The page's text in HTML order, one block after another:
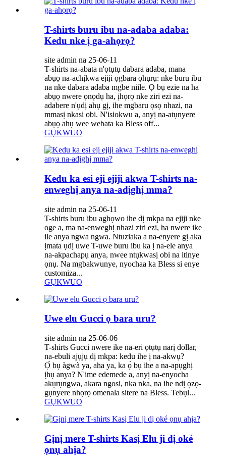
T-shirts buru ibu na-adaba adaba:
Kedu nke ị ga-ahọrọ?
site admin na 25-06-11
T-shirts na-abata n'ọtụtụ dabara adaba, mana
abụọ na-achịkwa ejiji ọgbara ọhụrụ: nke buru ibu
na nke dabara adaba mgbe niile. Ọ bụ ezie na ha
abụọ nwere ọnọdụ ha, ịhọrọ nke ziri ezi na-
adabere n'ụdị ahụ gị, ihe mgbaru ọsọ nhazi, na
mmasị nkasi obi. N'isiokwu a, anyị na-atụnyere
abụọ ahụ wee webata ka Bless off...
GỤKWUO
Kedu ka esi eji ejiji akwa T-shirts na-
enweghị anya na-adịghị mma?
site admin na 25-06-11
T-shirts buru ibu aghọwo ihe dị mkpa na ejiji nke
oge a, ma na-enweghị nhazi ziri ezi, ha nwere ike
ile anya ngwa ngwa. Ntuziaka a na-enyere gị aka
ịmata ụdị uwe T-uwe buru ibu ka ị na-ele anya
na-akpachapụ anya, nwee ntụkwasị obi na itinye
ọnụ. Na mgbakwunye, nyochaa ka Bless si enye
customiza...
GỤKWUO
Uwe elu Gucci ọ bara uru?
site admin na 25-06-06
T-shirts Gucci nwere ike na-eri ọtụtụ narị dollar,
na-ebuli ajụjụ dị mkpa: kedu ihe ị na-akwụ?
Ọ̀ bụ àgwà ya, aha ya, ka ọ̀ bụ ihe a na-apụghị
ịhụ anya? N'ime edemede a, anyị na-enyocha
akụrụngwa, akara ngosi, nka nka, na ihe ndị ọzọ-
gụnyere nhọrọ omenala sitere na Bless. Tebụl...
GỤKWUO
Gịnị mere T-shirts Kasị Elu ji dị oké
ọnụ ahịa?